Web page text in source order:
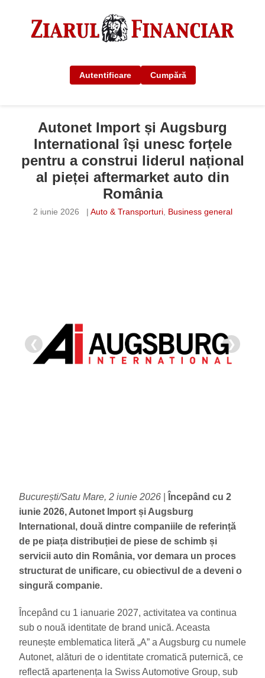
Autentificare Cumpără
Autonet Import și Augsburg
International își unesc forțele
pentru a construi liderul național
al pieței aftermarket auto din
România
2 iunie 2026 | Auto & Transporturi, Business general
❮ ❯
București/Satu Mare, 2 iunie 2026
Începând cu 2
iunie 2026, Autonet Import și Augsburg
International, două dintre companiile de referință
de pe piața distribuției de piese de schimb și
servicii auto din România, vor demara un proces
structurat de unificare, cu obiectivul de a deveni o
singură companie.
Începând cu 1 ianuarie 2027, activitatea va continua
sub o nouă identitate de brand unică. Aceasta
reunește emblematica literă „A” a Augsburg cu numele
Autonet, alături de o identitate cromatică puternică, ce
reflectă apartenența la Swiss Automotive Group, sub